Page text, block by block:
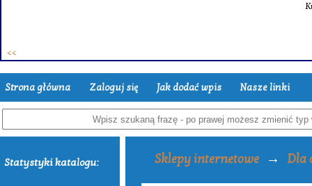
Krinex,
Strona główna Zaloguj się Jak dodać wpis Nasze linki
Statystyki katalogu: Sklepy internetowe → Dla